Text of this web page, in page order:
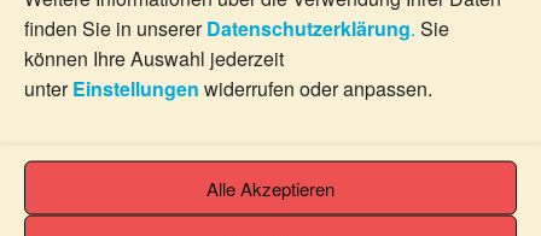
finden Sie in unsererDatenschutzerklärung. Sie
können Ihre Auswahl jederzeit
unterEinstellungen widerrufen oder anpassen.
Alle Akzeptieren
Mondphase
Ein Service von www.Der-Mond.de